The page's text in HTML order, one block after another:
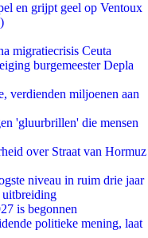
en grijpt geel op Ventoux
migratiecrisis Ceuta
burgemeester Depla
verdienden miljoenen aan
'gluurbrillen' die mensen
over Straat van Hormuz
niveau in ruim drie jaar
uitbreiding
is begonnen
politieke mening, laat